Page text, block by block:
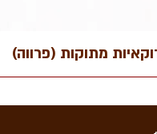
מתוקות (פרווה)